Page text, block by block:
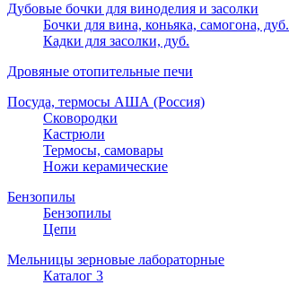
Дубовые бочки для виноделия и засолки
Бочки для вина, коньяка, самогона, дуб.
Кадки для засолки, дуб.
Дровяные отопительные печи
Посуда, термосы АША (Россия)
Сковородки
Кастрюли
Термосы, самовары
Ножи керамические
Бензопилы
Бензопилы
Цепи
Мельницы зерновые лабораторные
Каталог 3